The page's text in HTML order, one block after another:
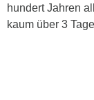
hundert Jahren
kaum über 3